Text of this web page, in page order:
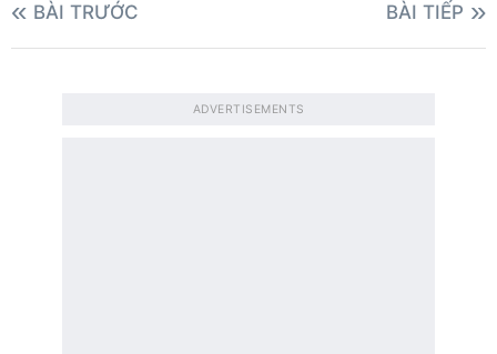
BÀI TRƯỚC BÀI TIẾP
ADVERTISEMENTS